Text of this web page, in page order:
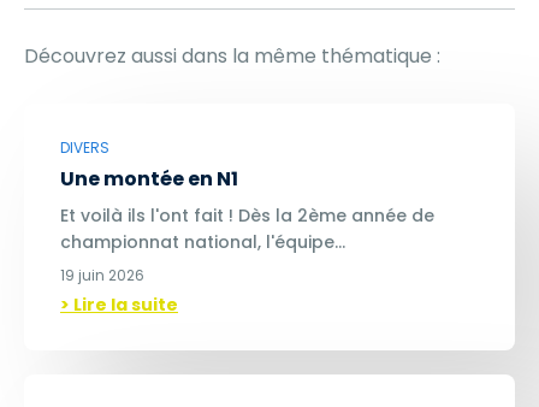
Découvrez aussi dans la même thématique :
DIVERS
Une montée en N1
Et voilà ils l'ont fait ! Dès la 2ème année de
championnat national, l'équipe…
19 juin 2026
> Lire la suite